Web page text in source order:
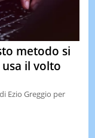
metodo si
il volto
Ezio Greggio per